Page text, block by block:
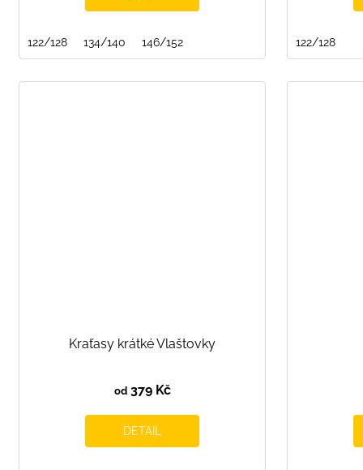
122/128 134/140 146/152 122/128
Kraťasy krátké Vlaštovky
od379 Kč
DETAIL